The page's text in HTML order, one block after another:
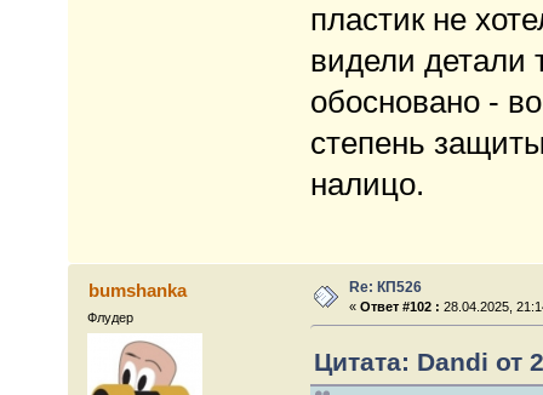
пластик не
видели детали
обосновано -
степень
налицо.
bumshanka
Флудер
Re: КП526
«Ответ #102 : 28.04.2025,
Цитата: Dandi от